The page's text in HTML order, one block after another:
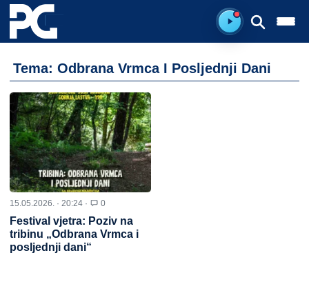
Spreman za
Tema: Odbrana Vrmca I Posljednji Dani
15.05.2026. · 20:24 · 0
Festival vjetra: Poziv na
tribinu „Odbrana Vrmca i
posljednji dani“